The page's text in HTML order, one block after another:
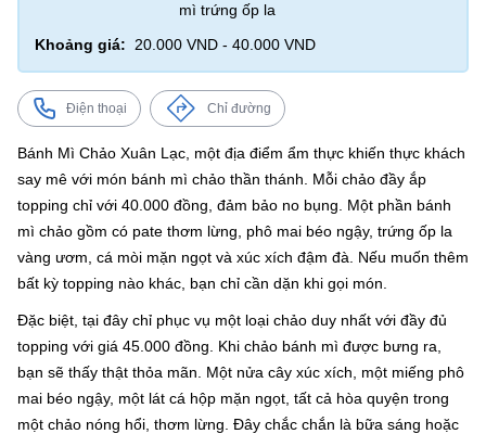
mì trứng ốp la
Khoảng giá:
20.000 VND - 40.000 VND
Điện thoại Chỉ đường
Bánh Mì Chảo Xuân Lạc, một địa điểm ẩm thực khiến thực khách
say mê với món bánh mì chảo thần thánh. Mỗi chảo đầy ắp
topping chỉ với 40.000 đồng, đảm bảo no bụng. Một phần bánh
mì chảo gồm có pate thơm lừng, phô mai béo ngậy, trứng ốp la
vàng ươm, cá mòi mặn ngọt và xúc xích đậm đà. Nếu muốn thêm
bất kỳ topping nào khác, bạn chỉ cần dặn khi gọi món.
Đặc biệt, tại đây chỉ phục vụ một loại chảo duy nhất với đầy đủ
topping với giá 45.000 đồng. Khi chảo bánh mì được bưng ra,
bạn sẽ thấy thật thỏa mãn. Một nửa cây xúc xích, một miếng phô
mai béo ngậy, một lát cá hộp mặn ngọt, tất cả hòa quyện trong
một chảo nóng hổi, thơm lừng. Đây chắc chắn là bữa sáng hoặc